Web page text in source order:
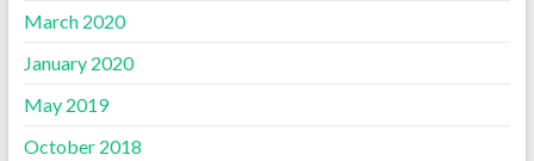
March 2020
January 2020
May 2019
October 2018